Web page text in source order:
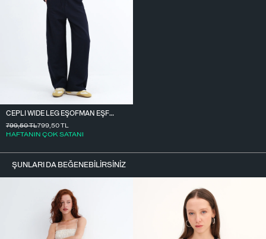
CEPLI WIDE LEG EŞOFMAN EŞF10487
799,50TL
HAFTANIN ÇOK SATANI
799,50TL
ŞUNLARI DA BEĞENEBILIRSINIZ